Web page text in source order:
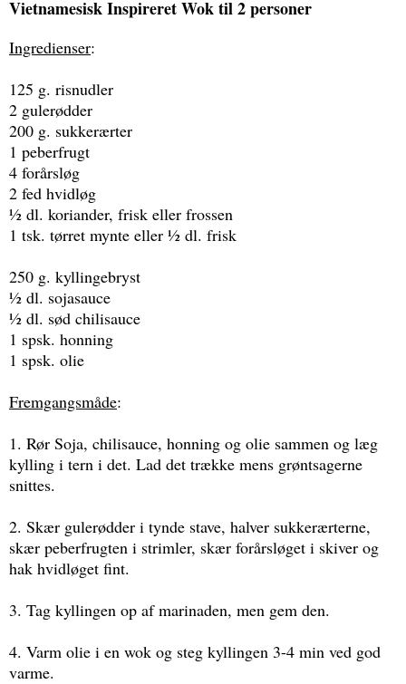
Vietnamesisk Inspireret Wok til 2 personer
Ingredienser:
125 g. risnudler
2 gulerødder
200 g. sukkerærter
1 peberfrugt
4 forårsløg
2 fed hvidløg
½ dl. koriander, frisk eller frossen
1 tsk. tørret mynte eller ½ dl. frisk
250 g. kyllingebryst
½ dl. sojasauce
½ dl. sød chilisauce
1 spsk. honning
1 spsk. olie
Fremgangsmåde:
1. Rør Soja, chilisauce, honning og olie sammen og læg
kylling i tern i det. Lad det trække mens grøntsagerne
snittes.
2. Skær gulerødder i tynde stave, halver sukkerærterne,
skær peberfrugten i strimler, skær forårsløget i skiver og
hak hvidløget fint.
3. Tag kyllingen op af marinaden, men gem den.
4. Varm olie i en wok og steg kyllingen 3-4 min ved god
varme.